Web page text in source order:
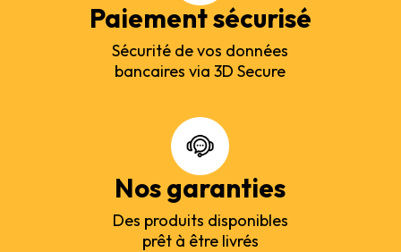
Paiement sécurisé
Sécurité de vos données
bancaires via 3D Secure
Nos garanties
Des produits disponibles
prêt à être livrés